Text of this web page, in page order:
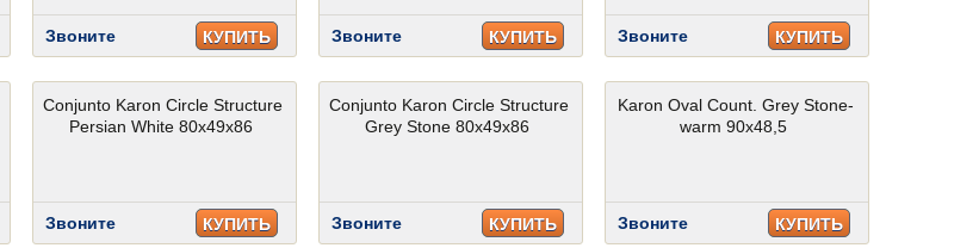
Звоните КУПИТЬ Звоните КУПИТЬ Звоните КУПИТЬ
Conjunto Karon Circle Structure
Persian White 80x49x86
Звоните КУПИТЬ
Conjunto Karon Circle Structure
Grey Stone 80x49x86
Звоните КУПИТЬ
Karon Oval Count. Grey Stone-
warm 90x48,5
Звоните КУПИТЬ